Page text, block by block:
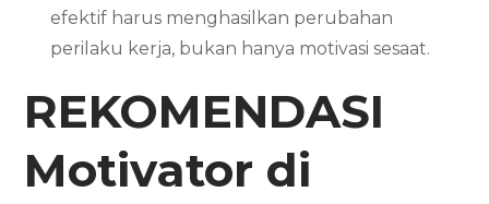
efektif harus menghasilkan perubahan
perilaku kerja, bukan hanya motivasi sesaat.
REKOMENDASI
Motivator di